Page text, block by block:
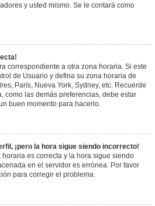
y usted mismo. Se le contará como
correspondiente a otra zona horaria. Si este
de Usuario y defina su zona horaria de
París, Nueva York, Sydney, etc. Recuerde
como las demás preferencias, debe estar
buen momento para hacerlo.
¡pero la hora sigue siendo incorrecto!
es correcta y la hora sigue siendo
en el servidor es errónea. Por favor
para corregir el problema.